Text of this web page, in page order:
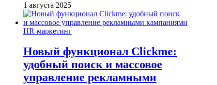
1 августа 2025
HR-маркетинг
Новый функционал Clickme:
удобный поиск и массовое
управление рекламными